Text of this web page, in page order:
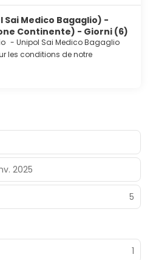
Sai Medico Bagaglio) -
Continente) - Giorni (6)
- Unipol Sai Medico Bagaglio
les conditions de notre
2025
5
1